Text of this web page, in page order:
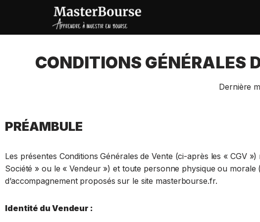
CONDITIONS GÉNÉRALES
Dernière
PRÉAMBULE
Les présentes Conditions Générales de Vente (ci-après les « CGV
Société » ou le « Vendeur ») et toute personne physique ou
d’accompagnement proposés sur le site masterbourse.fr.
Identité du Vendeur :